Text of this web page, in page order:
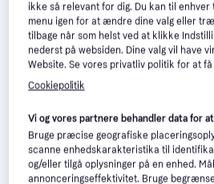
ikke så relevant for dig. Du kan til enhver
menu igen for at ændre dine valg eller
tilbage når som helst ved at klikke
nederst på websiden. Dine valg vil have
Website. Se vores privatliv politik for at
Cookiepolitik
Vi og vores partnere behandler data for
Bruge præcise geografiske
scanne enhedskarakteristika til
og/eller tilgå oplysninger på en enhed.
annonceringseffektivitet. Bruge